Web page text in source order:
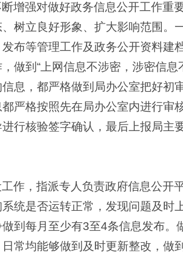
增强对做好政务信息公开工作重
树立良好形象、扩大影响范围。
布等管理工作及政务公开资料建
做到“上网信息不涉密，涉密信
息，都严格做到局办公室把好初
严格按照先在局办公室内进行审
行核验签字确认，最后上报局主
作，指派专人负责政府信息公开
统是否运转正常，发现问题及时
到每月至少有3至4条信息发布。
常均能够做到及时更新整改，做